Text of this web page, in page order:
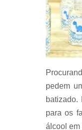
pedem
batizado.
para os
álcool em